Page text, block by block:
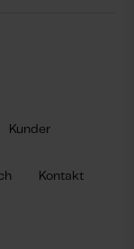
Kunder
Kontakt